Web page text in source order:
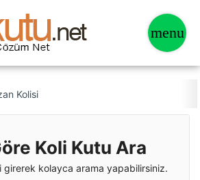
Kolisi
Koli Kutu Ara
girerek kolayca arama yapabilirsiniz.